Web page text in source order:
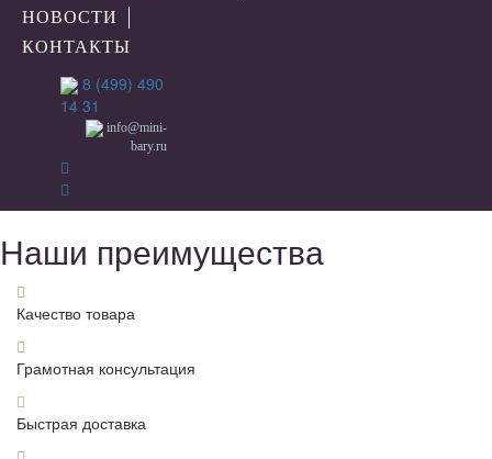
НОВОСТИ
КОНТАКТЫ
8 (499) 490
14 31
info@mini-
bary.ru
Наши преимущества
Качество товара
Грамотная консультация
Быстрая доставка